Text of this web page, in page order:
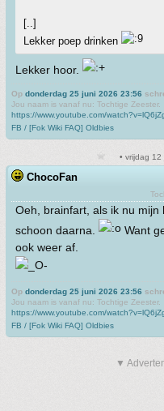
[..]
Lekker poep drinken
Lekker hoor.
Op donderdag 25 juni 2026 23:56
Jou naam is vanaf nu: Tochtige Zeester.
https://www.youtube.com/
FB / [Fok Wiki FAQ] Oldbies
• vrijdag
ChocoFan
Oeh, brainfart, als ik nu
schoon daarna.
Want
ook weer af.
Op donderdag 25 juni 2026 23:56
Jou naam is vanaf nu: Tochtige Zeester.
https://www.youtube.com/
FB / [Fok Wiki FAQ] Oldbies
▼